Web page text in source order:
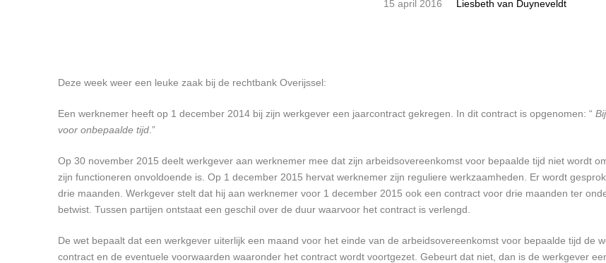
15 april 2016 Liesbeth van Duyneveldt
Deze week weer een leuke zaak bij de rechtbank Overijssel:
Een werknemer heeft op 1 december 2014 bij zijn werkgever een jaarcontract gekregen. In dit contract is opgenomen: “
voor onbepaalde tijd .”
Op 30 november 2015 deelt werkgever aan werknemer mee dat zijn arbeidsovereenkomst voor bepaalde tijd niet wordt
zijn functioneren onvoldoende is. Op 1 december 2015 hervat werknemer zijn reguliere werkzaamheden. Er wordt
drie maanden. Werkgever stelt dat hij aan werknemer voor 1 december 2015 ook een contract voor drie maanden ter
betwist. Tussen partijen ontstaat een geschil over de duur waarvoor het contract is verlengd.
De wet bepaalt dat een werkgever uiterlijk een maand voor het einde van de arbeidsovereenkomst voor bepaalde tijd de
contract en de eventuele voorwaarden waaronder het contract wordt voortgezet. Gebeurt dat niet, dan is de werkgever